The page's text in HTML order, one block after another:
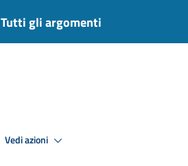
Tutti gli argomenti
Vedi azioni